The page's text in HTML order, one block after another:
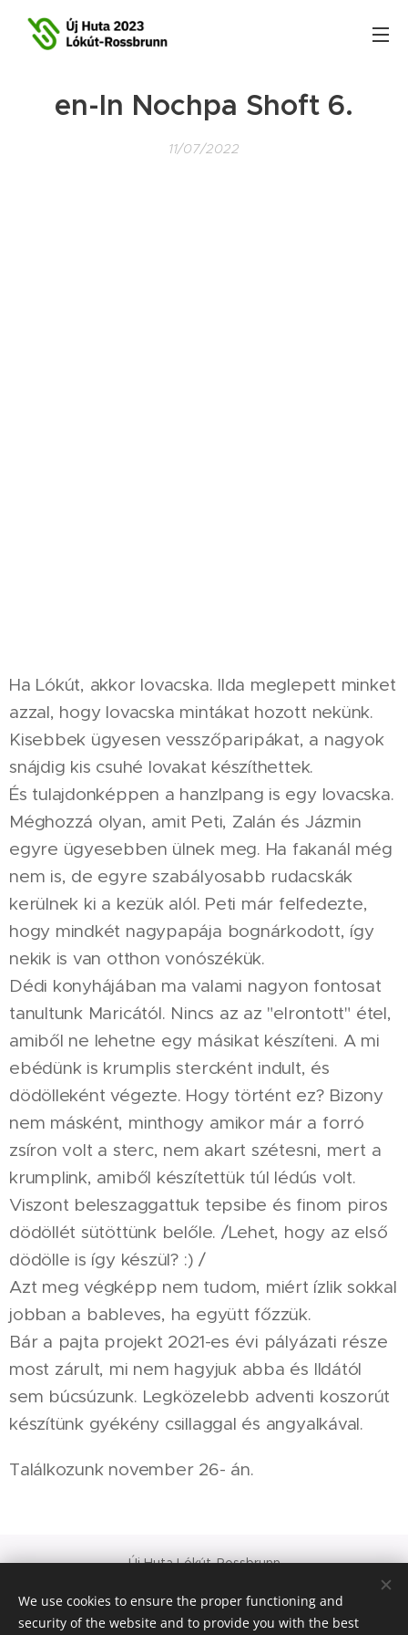
en-In Nochpa Shoft 6.
11/07/2022
Ha Lókút, akkor lovacska. Ilda meglepett minket
azzal, hogy lovacska mintákat hozott nekünk.
Kisebbek ügyesen vesszőparipákat, a nagyok
snájdig kis csuhé lovakat készíthettek.
És tulajdonképpen a hanzlpang is egy lovacska.
Méghozzá olyan, amit Peti, Zalán és Jázmin
egyre ügyesebben ülnek meg. Ha fakanál még
nem is, de egyre szabályosabb rudacskák
kerülnek ki a kezük alól. Peti már felfedezte,
hogy mindkét nagypapája bognárkodott, így
nekik is van otthon vonószékük.
Dédi konyhájában ma valami nagyon fontosat
tanultunk Maricától. Nincs az az "elrontott" étel,
amiből ne lehetne egy másikat készíteni. A mi
ebédünk is krumplis stercként indult, és
dödölleként végezte. Hogy történt ez? Bizony
nem másként, minthogy amikor már a forró
zsíron volt a sterc, nem akart szétesni, mert a
krumplink, amiből készítettük túl lédús volt.
Viszont beleszaggattuk tepsibe és finom piros
dödöllét sütöttünk belőle. /Lehet, hogy az első
dödölle is így készül? :) /
Azt meg végképp nem tudom, miért ízlik sokkal
jobban a bableves, ha együtt főzzük.
Bár a pajta projekt 2021-es évi pályázati része
most zárult, mi nem hagyjuk abba és Ildától
sem búcsúzunk. Legközelebb adventi koszorút
készítünk gyékény csillaggal és angyalkával.
Találkozunk november 26- án.
Új Huta Lókút-Rossbrunn
Európa Kultúrális Fővárosa
PAJTA PROJEKT
We use cookies to ensure the proper functioning and
security of the website and to provide you with the best